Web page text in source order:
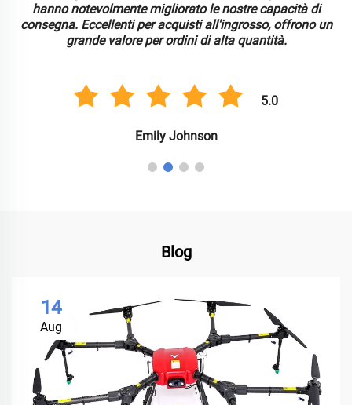
hanno notevolmente migliorato le nostre capacità di
consegna. Eccellenti per acquisti all'ingrosso, offrono un
grande valore per ordini di alta quantità.
5.0
Emily Johnson
Blog
14
Aug